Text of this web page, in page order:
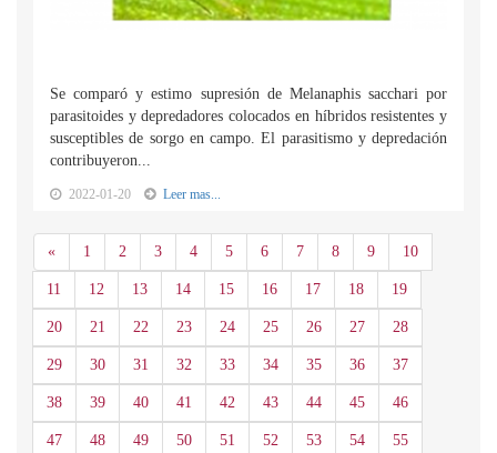
Se comparó y estimo supresión de Melanaphis sacchari por
parasitoides y depredadores colocados en híbridos resistentes y
susceptibles de sorgo en campo. El parasitismo y depredación
contribuyeron...
2022-01-20 Leer mas...
«Anterior
1 2 3 4 5 6 7 8 9 10
11 12 13 14 15 16 17 18 19
20 21 22 23 24 25 26 27 28
29 30 31 32 33 34 35 36 37
38 39 40 41 42 43 44 45 46
47 48 49 50 51 52 53 54 55